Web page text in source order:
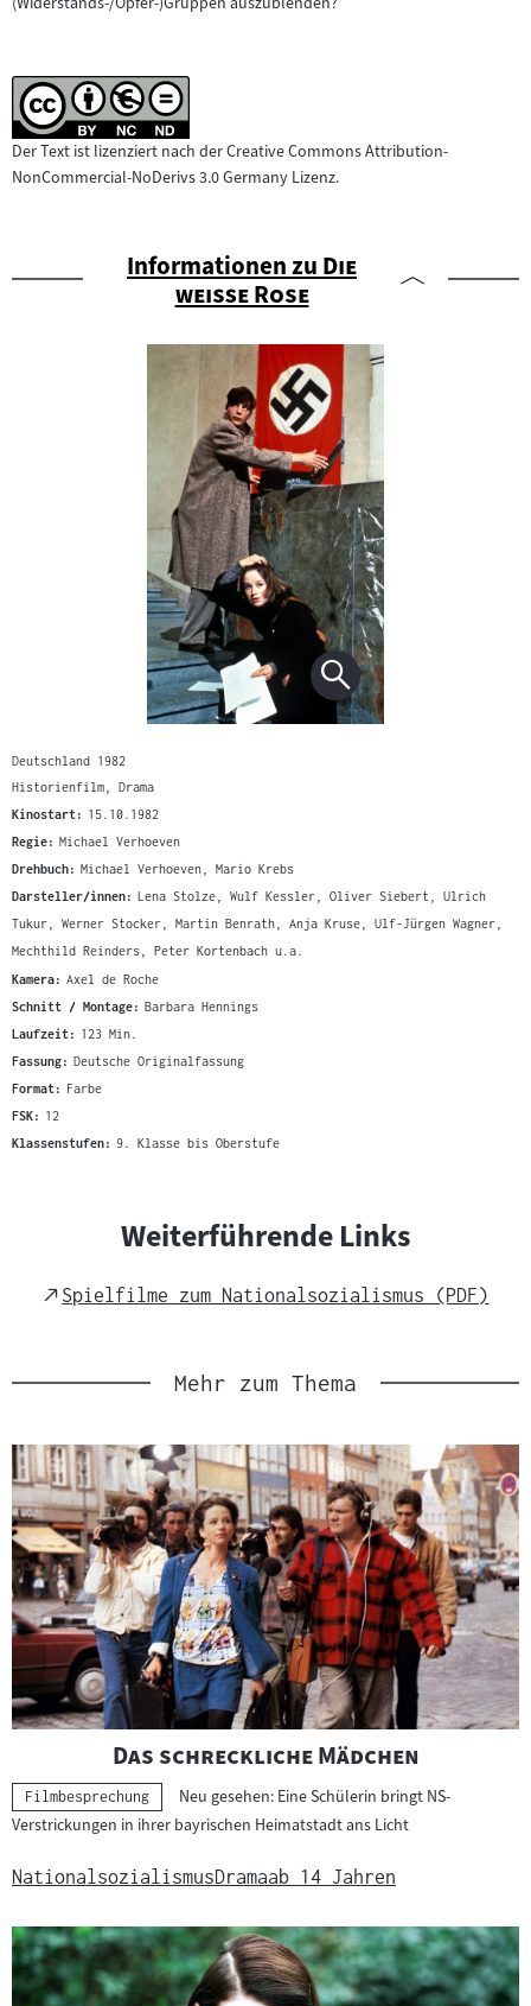
Der Text ist lizenziert nach der Creative Commons Attribution-
NonCommercial-NoDerivs 3.0 Germany Lizenz.
Informationen zu "
Die
weiße Rose"
Deutschland 1982
Historienfilm, Drama
Kinostart: 15.10.1982
Regie: Michael Verhoeven
Drehbuch: Michael Verhoeven, Mario Krebs
Darsteller/innen: Lena Stolze, Wulf Kessler, Oliver Siebert, Ulrich
Tukur, Werner Stocker, Martin Benrath, Anja Kruse, Ulf-Jürgen Wagner,
Mechthild Reinders, Peter Kortenbach u.a.
Kamera: Axel de Roche
Schnitt / Montage: Barbara Hennings
Laufzeit: 123 Min.
Fassung: Deutsche Originalfassung
Format: Farbe
FSK: 12
Klassenstufen: 9. Klasse bis Oberstufe
Weiterführende Links
External
Spielfilme zum Nationalsozialismus (PDF)
Mehr zum Thema
"
Das schreckliche Mädchen
Kategorie:
Filmbesprechung
Neu gesehen: Eine Schülerin bringt NS-
Verstrickungen in ihrer bayrischen Heimatstadt ans Licht
NationalsozialismusDramaab 14 Jahren